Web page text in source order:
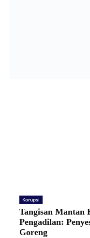
Korupsi
Tangisan Mantan
Pengadilan:
Goreng